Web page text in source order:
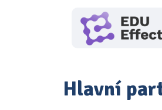
Hlavní